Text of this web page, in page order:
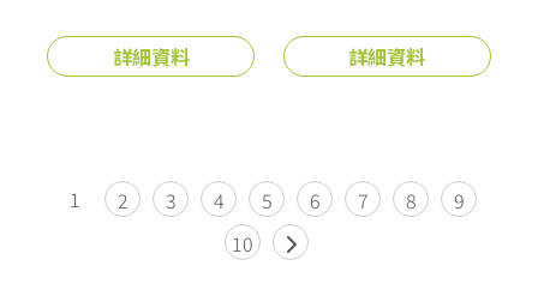
詳細資料 詳細資料
1 2 3 4 5 6 7 8
9
10